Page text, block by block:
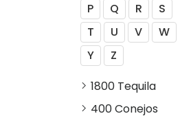
P
Q R
S
T
U V
W
Y
Z
1800 Tequila
400 Conejos